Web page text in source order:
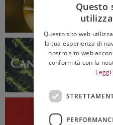
Questo
Questo sito web
la tua esperienza di
nostro sito web
conformità con la